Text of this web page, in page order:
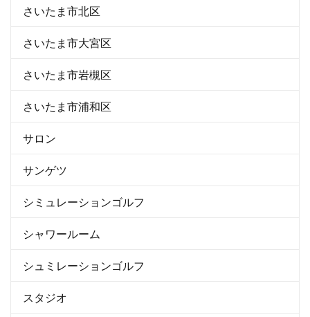
さいたま市北区
さいたま市大宮区
さいたま市岩槻区
さいたま市浦和区
サロン
サンゲツ
シミュレーションゴルフ
シャワールーム
シュミレーションゴルフ
スタジオ